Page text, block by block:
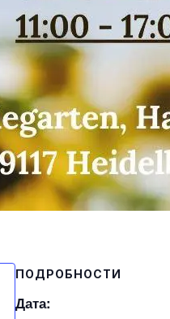
ПОДРОБНОСТИ
Дата: